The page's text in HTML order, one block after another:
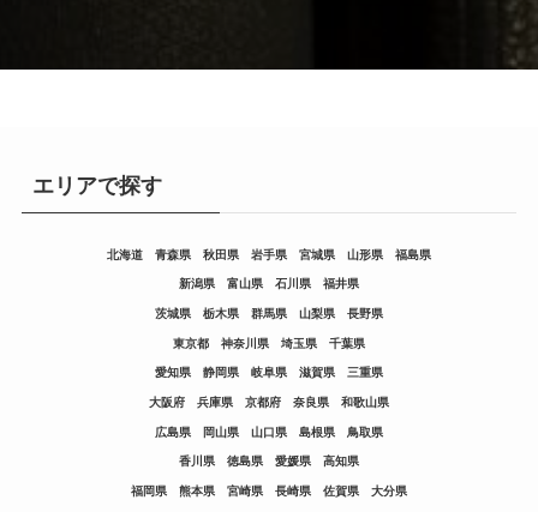
エリアで探す
北海道 青森県 秋田県 岩手県 宮城県 山形県 福島県
新潟県 富山県 石川県 福井県
茨城県 栃木県 群馬県 山梨県 長野県
東京都 神奈川県 埼玉県 千葉県
愛知県 静岡県 岐阜県 滋賀県 三重県
大阪府 兵庫県 京都府 奈良県 和歌山県
広島県 岡山県 山口県 島根県 鳥取県
香川県 徳島県 愛媛県 高知県
福岡県 熊本県 宮崎県 長崎県 佐賀県 大分県